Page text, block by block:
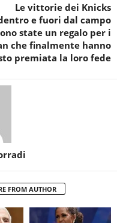
Le vittorie dei Knicks
e fuori dal campo
state un regalo per i
che finalmente hanno
premiata la loro fede
FROM AUTHOR